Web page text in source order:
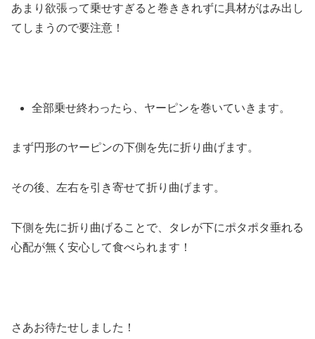
あまり欲張って乗せすぎると巻ききれずに具材がはみ出し
てしまうので要注意！
全部乗せ終わったら、ヤーピンを巻いていきます。
まず円形のヤーピンの下側を先に折り曲げます。
その後、左右を引き寄せて折り曲げます。
下側を先に折り曲げることで、タレが下にポタポタ垂れる
心配が無く安心して食べられます！
さあお待たせしました！